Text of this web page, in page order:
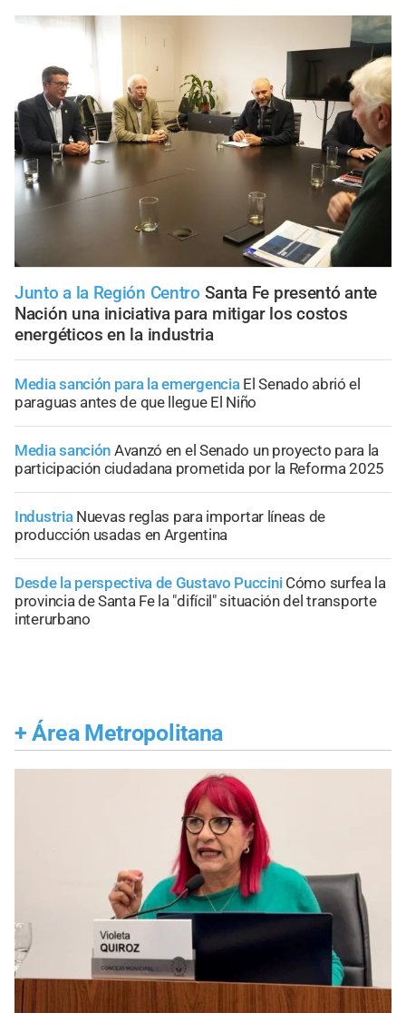
Junto a la Región Centro Santa Fe presentó ante
Nación una iniciativa para mitigar los costos
energéticos en la industria
Media sanción para la emergencia El Senado abrió el
paraguas antes de que llegue El Niño
Media sanción Avanzó en el Senado un proyecto para la
participación ciudadana prometida por la Reforma 2025
Industria Nuevas reglas para importar líneas de
producción usadas en Argentina
Desde la perspectiva de Gustavo Puccini Cómo surfea la
provincia de Santa Fe la "difícil" situación del transporte
interurbano
+ Área Metropolitana